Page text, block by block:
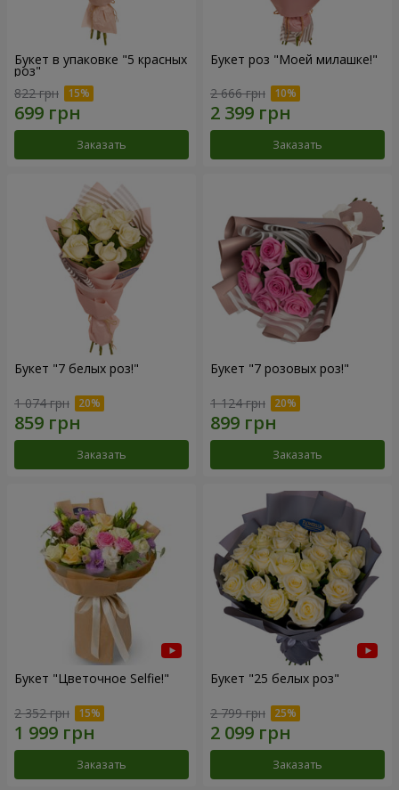
Букет в упаковке "5 красных
роз"
822 грн
Заказать
Букет роз "Моей милашке!"
2 666 грн
Заказать
Букет "7 белых роз!"
1 074 грн
Заказать
Букет "7 розовых роз!"
1 124 грн
Заказать
Букет "Цветочное Selfie!"
2 352 грн
Заказать
Букет "25 белых роз"
2 799 грн
Заказать